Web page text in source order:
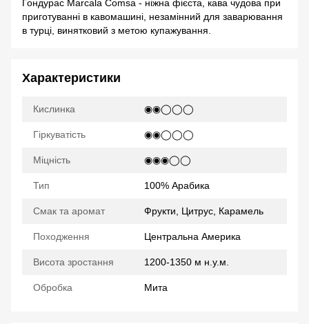
Гондурас Marcala Comsa - ніжна фієста, кава чудова при
приготуванні в кавомашині, незамінний для заварювання
в турці, винятковий з метою купажування.
Характеристики
Кислинка ◉◉◯◯◯
Гіркуватість ◉◉◯◯◯
Міцність ◉◉◉◯◯
Тип 100% Арабика
Смак та аромат Фрукти, Цитрус, Карамель
Походження Центральна Америка
Висота зростання 1200-1350 м н.у.м.
Обробка Мита